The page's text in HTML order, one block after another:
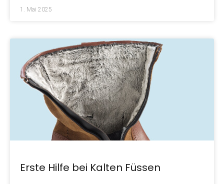
1. Mai 2025
Erste Hilfe bei Kalten Füssen